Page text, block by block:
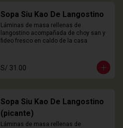
Sopa Siu Kao De Langostino
Láminas de masa rellenas de
langostino acompañada de choy san y
fideo fresco en caldo de la casa
S/ 31.00
Sopa Siu Kao De Langostino
(picante)
Láminas de masa rellenas de